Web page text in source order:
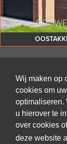
Wij maken op
cookies om
optimaliseren.
u hierover te
over cookies
deze website